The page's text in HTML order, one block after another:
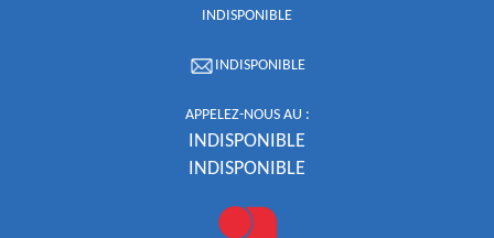
INDISPONIBLE
INDISPONIBLE
APPELEZ-NOUS AU :
INDISPONIBLE
INDISPONIBLE